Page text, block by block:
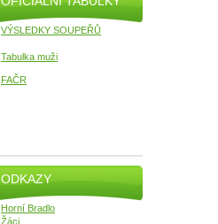
VÝSLEDKY SOUPEŘŮ
Tabulka muži
FAČR
ODKAZY
Horní Bradlo
Žáci